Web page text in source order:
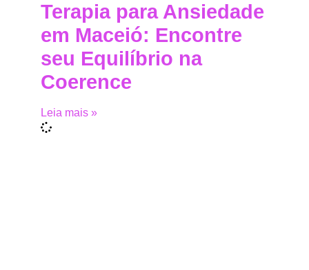
Terapia para Ansiedade
em Maceió: Encontre
seu Equilíbrio na
Coerence
Leia mais »